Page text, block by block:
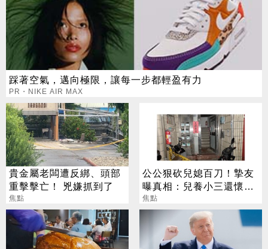
踩著空氣，邁向極限，讓每一步都輕盈有力
PR・NIKE AIR MAX
貴金屬老闆遭反綁、頭部
重擊擊亡！ 兇嫌抓到了
焦點
公公狠砍兒媳百刀！摯友
曝真相：兒養小三還懷疑
媳婦外遇
焦點